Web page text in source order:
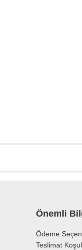
Önemli
Ödeme
Teslimat